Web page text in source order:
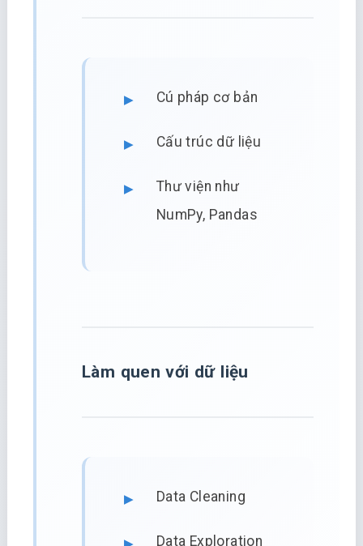
Cú pháp cơ bản
Cấu trúc dữ liệu
Thư viện như
NumPy, Pandas
Làm quen với dữ liệu
Data Cleaning
Data Exploration